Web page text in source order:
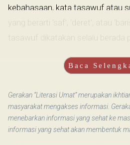
kebahasaan, kata tasawuf atau
yang berarti ‘saf’, ‘deret’, atau
tasawuf dikatakan selalu berada
Baca
Gerakan “Literasi Umat” merupakan
masyarakat mengakses informasi.
menebarkan informasi yang sehat ke
informasi yang sehat akan membentuk